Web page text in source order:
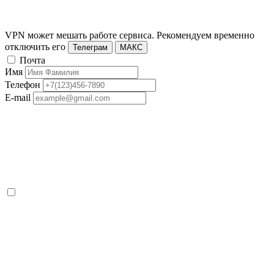
VPN может мешать работе сервиса. Рекомендуем временно
отключить его
Телеграм МАКС
Почта
Имя
Телефон
E-mail